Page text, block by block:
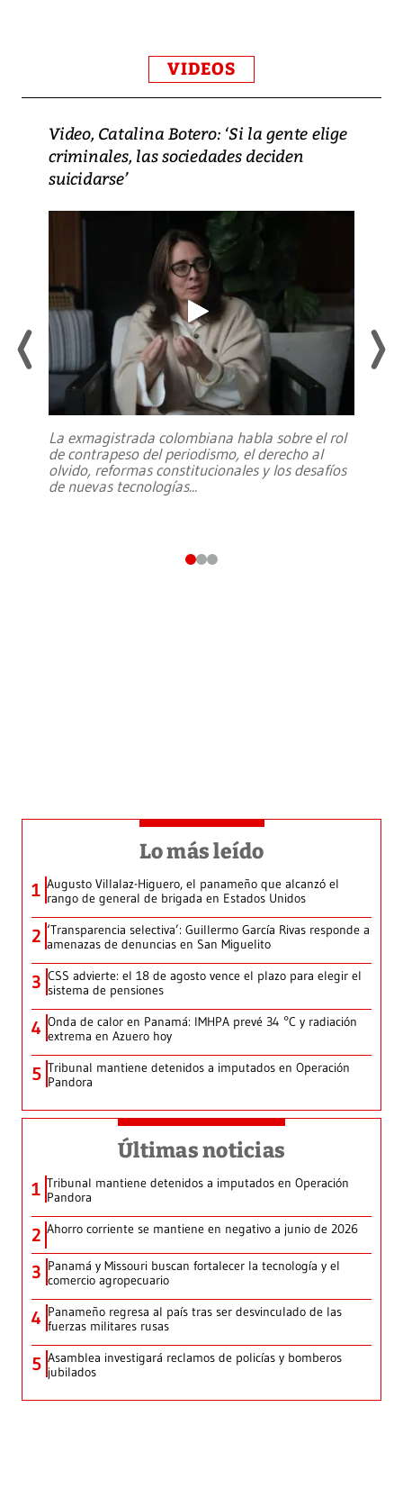
VIDEOS
Video, Catalina Botero: ‘Si la gente elige
criminales, las sociedades deciden
suicidarse’
La exmagistrada colombiana habla sobre el rol
de contrapeso del periodismo, el derecho al
olvido, reformas constitucionales y los desafíos
de nuevas tecnologías...
Lo más leído
1 Augusto Villalaz-Higuero, el panameño que alcanzó el
rango de general de brigada en Estados Unidos
2 ‘Transparencia selectiva’: Guillermo García Rivas responde a
amenazas de denuncias en San Miguelito
3 CSS advierte: el 18 de agosto vence el plazo para elegir el
sistema de pensiones
4 Onda de calor en Panamá: IMHPA prevé 34 °C y radiación
extrema en Azuero hoy
5 Tribunal mantiene detenidos a imputados en Operación
Pandora
Últimas noticias
1 Tribunal mantiene detenidos a imputados en Operación
Pandora
2 Ahorro corriente se mantiene en negativo a junio de 2026
3 Panamá y Missouri buscan fortalecer la tecnología y el
comercio agropecuario
4 Panameño regresa al país tras ser desvinculado de las
fuerzas militares rusas
5 Asamblea investigará reclamos de policías y bomberos
jubilados